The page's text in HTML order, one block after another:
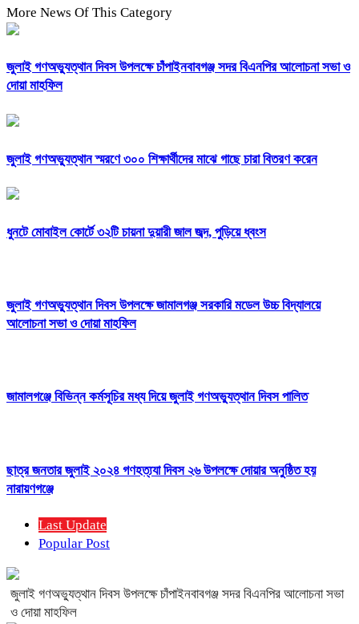
More News Of This Category
জুলাই গণঅভ্যুত্থান দিবস উপলক্ষে চাঁপাইনবাবগঞ্জ সদর বিএনপির আলোচনা সভা ও
দোয়া মাহফিল
জুলাই গণঅভ্যুত্থান স্মরণে ৩০০ শিক্ষার্থীদের মাঝে গাছে চারা বিতরণ করেন
ধুনটে মোবাইল কোর্টে ৩২টি চায়না দুয়ারী জাল জব্দ, পুড়িয়ে ধ্বংস
জুলাই গণঅভ্যুত্থান দিবস উপলক্ষে জামালগঞ্জ সরকারি মডেল উচ্চ বিদ্যালয়ে
আলোচনা সভা ও দোয়া মাহফিল
জামালগঞ্জে বিভিন্ন কর্মসূচির মধ্য দিয়ে জুলাই গণঅভ্যুত্থান দিবস পালিত
ছাত্র জনতার জুলাই ২০২৪ গণহত্য্যা দিবস ২৬ উপলক্ষে দোয়ার অনুষ্ঠিত হয়
নারায়ণগঞ্জে
Last Update
Popular Post
জুলাই গণঅভ্যুত্থান দিবস উপলক্ষে চাঁপাইনবাবগঞ্জ সদর বিএনপির আলোচনা সভা
ও দোয়া মাহফিল